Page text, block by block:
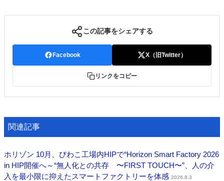
この記事をシェアする
Facebook X（旧Twitter）
リンクをコピー
関連記事
ホリゾン 10月、びわこ工場内HIPで“Horizon Smart Factory 2026
in HIP開催へ～“無人化との共存 〜FIRST TOUCH〜”、人の介
入を最小限に抑えたスマートファクトリーを体感 2026.8.3